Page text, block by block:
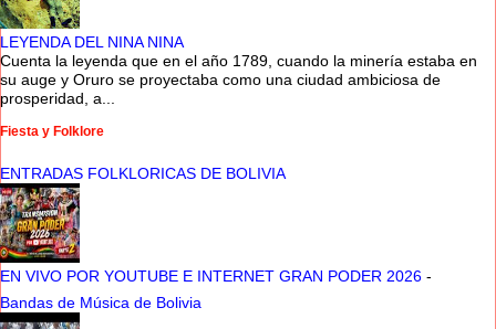
LEYENDA DEL NINA NINA
Cuenta la leyenda que en el año 1789, cuando la minería estaba en
su auge y Oruro se proyectaba como una ciudad ambiciosa de
prosperidad, a...
Fiesta y Folklore
ENTRADAS FOLKLORICAS DE BOLIVIA
EN VIVO POR YOUTUBE E INTERNET GRAN PODER 2026 -
Bandas de Música de Bolivia